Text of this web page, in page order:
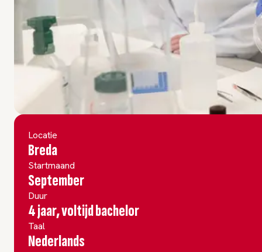
Locatie
Breda
Startmaand
September
Duur
4 jaar, voltijd bachelor
Taal
Nederlands